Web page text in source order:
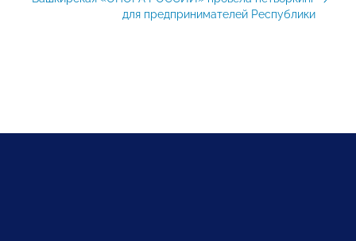
для предпринимателей Республики